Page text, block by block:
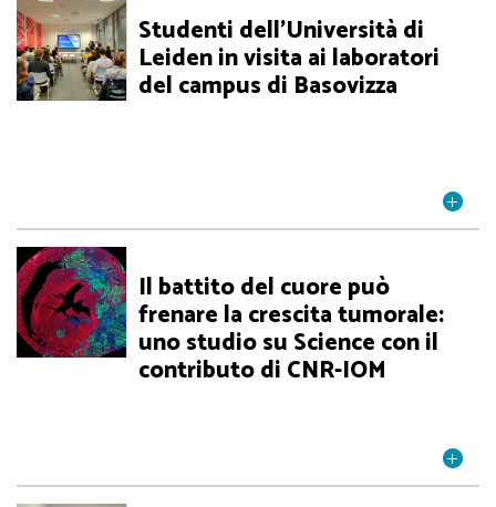
Studenti dell’Università di
Leiden in visita ai laboratori
del campus di Basovizza
Il battito del cuore può
frenare la crescita tumorale:
uno studio su Science con il
contributo di CNR-IOM